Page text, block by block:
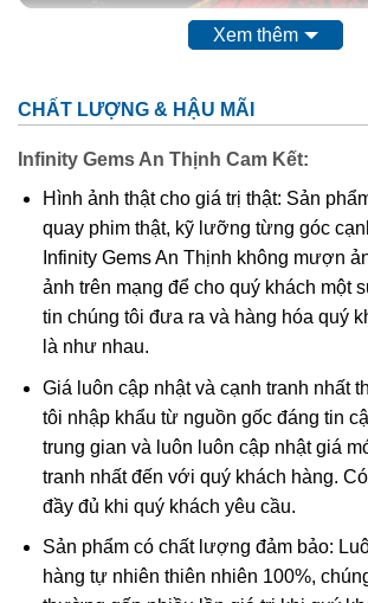
Thạch anh tóc vàng là gì?
vàng có tên khoa học là Rutilated Quartz.
trong những biến thể quý hiếm thuộc họ
anh quý hiếm do tinh thể này phải trải
năm dưới lòng đất, dưới cường độ áp
cao. Được hình thành là do có trộn lẫn
kim, hình que do chất Titan Oxit trong
hưởng với các tinh thể rutile, tourmaline,
bên ngoài thấy chúng như có các sợi nhỏ
hợp với hiệu ứng quang học khi tiếp xúc
nên một vẻ đẹp khó cưỡng với bất kì ai
Xem thêm
CHẤT LƯỢNG & HẬU MÃI
Infinity Gems An Thịnh Cam Kết:
Hình ảnh thật cho giá trị thật: Sản
quay phim thật, kỹ lưỡng từng góc
Infinity Gems An Thịnh không mượn
ảnh trên mạng để cho quý khách một
tin chúng tôi đưa ra và hàng hóa quý
là như nhau.
Giá luôn cập nhật và cạnh tranh nhất
tôi nhập khẩu từ nguồn gốc đáng tin
trung gian và luôn luôn cập nhật giá
tranh nhất đến với quý khách hàng.
đầy đủ khi quý khách yêu cầu.
Sản phẩm có chất lượng đảm bảo:
hàng tự nhiên thiên nhiên 100%,